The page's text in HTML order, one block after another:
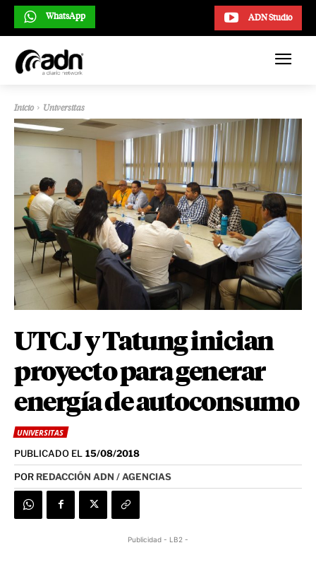
ADN Studio
WhatsApp
Inicio Universitas
UTCJ y Tatung inician
proyecto para generar
energía de autoconsumo
UNIVERSITAS
PUBLICADO EL 15/08/2018
POR REDACCIÓN ADN / AGENCIAS
Publicidad - LB2 -